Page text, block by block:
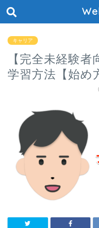
キャリア
【完全未経験
学習方法【始め